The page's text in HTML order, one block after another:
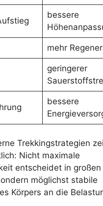
bessere
mehr
geringerer
bessere
Trekkingstrategien
Nicht maximale
entscheidet in großen
möglichst stabile
Körpers an die